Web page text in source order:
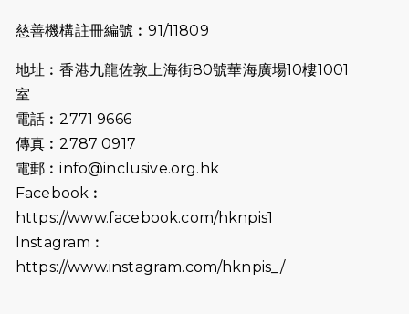
跑友黃志輝(Jeff)和鄭子健(Jason)
2024-10-22
#WhyNotRun 試跑員一號的領跑體
2024-10-01
港鐵「Chill Fun鐵路樂園」近8萬人
參加 邀視障、聽障人士入場促社會共
2024-08-11
Justice Bernstein’s interview with
released last Sunday (11th Aug
慈善機構註冊編號︰91/11809
地址︰香港九龍佐敦上海街80號華海廣場10樓1001
室
電話︰2771 9666
傳真︰2787 0917
電郵︰info@inclusive.org.hk
Facebook︰
https://www.facebook.com/hknpis1
Instagram︰
https://www.instagram.com/hknpis_/